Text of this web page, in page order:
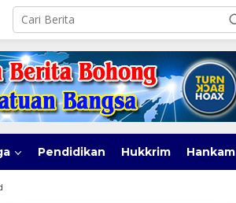
Pendidikan Hukkrim Hankam